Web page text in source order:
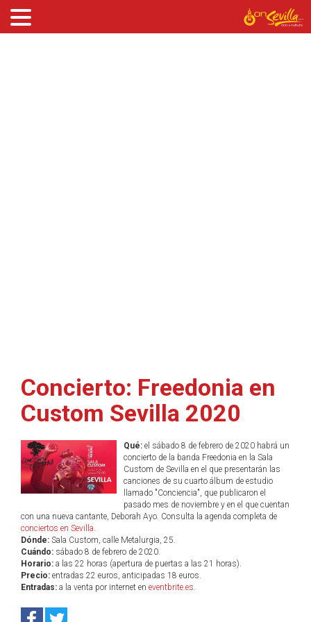
Concierto: Freedonia en
Custom Sevilla 2020
Qué:el sábado 8 de febrero de 2020 habrá un
concierto de la banda Freedonia en la Sala
Custom de Sevilla en el que presentarán las
canciones de su cuarto álbum de estudio
llamado "Conciencia", que publicaron el
pasado mes de noviembre y en el que cuentan
con una nueva cantante, Deborah Ayo. Consulta la agenda completa de
conciertos en Sevilla.
Dónde: Sala Custom, calle Metalurgia, 25.
Cuándo: sábado 8 de febrero de 2020.
Horario: a las 22 horas (apertura de puertas a las 21 horas).
Precio: entradas 22 euros, anticipadas 18 euros.
Entradas: a la venta por internet en eventbrite.es.